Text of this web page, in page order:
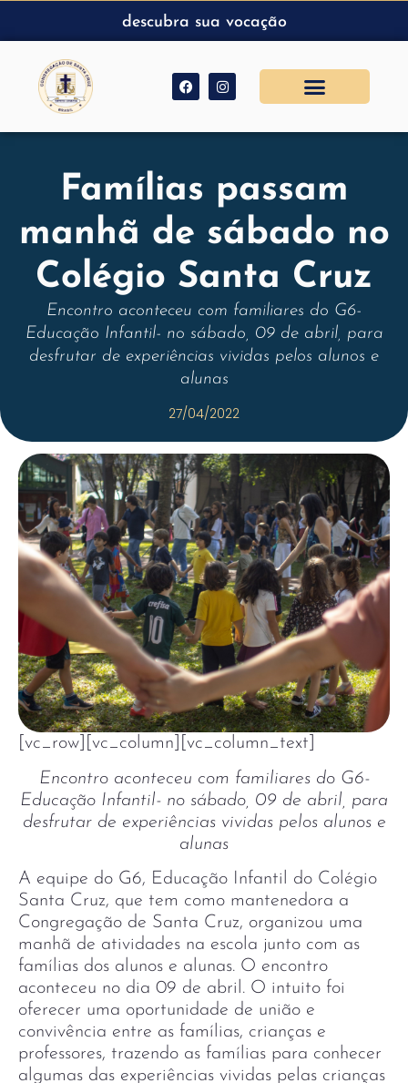
descubra sua vocação
Famílias passam
manhã de sábado no
Colégio Santa Cruz
Encontro aconteceu com familiares do G6-
Educação Infantil- no sábado, 09 de abril, para
desfrutar de experiências vividas pelos alunos e
alunas
27/04/2022
[vc_row][vc_column][vc_column_text]
Encontro aconteceu com familiares do G6-
Educação Infantil- no sábado, 09 de abril, para
desfrutar de experiências vividas pelos alunos e
alunas
A equipe do G6, Educação Infantil do Colégio
Santa Cruz, que tem como mantenedora a
Congregação de Santa Cruz, organizou uma
manhã de atividades na escola junto com as
famílias dos alunos e alunas. O encontro
aconteceu no dia 09 de abril. O intuito foi
oferecer uma oportunidade de união e
convivência entre as famílias, crianças e
professores, trazendo as famílias para conhecer
algumas das experiências vividas pelas crianças